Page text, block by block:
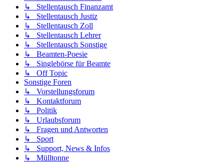
↳ Stellentausch Finanzamt
↳ Stellentausch Justiz
↳ Stellentausch Zoll
↳ Stellentausch Lehrer
↳ Stellentausch Sonstige
↳ Beamten-Poesie
↳ Singlebörse für Beamte
↳ Off Topic
Sonstige Foren
↳ Vorstellungsforum
↳ Kontaktforum
↳ Politik
↳ Urlaubsforum
↳ Fragen und Antworten
↳ Sport
↳ Support, News & Infos
↳ Mülltonne